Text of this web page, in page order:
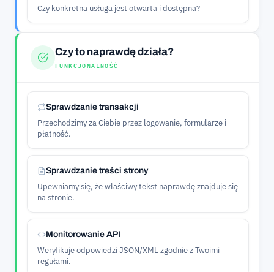
Czy konkretna usługa jest otwarta i dostępna?
Czy to naprawdę działa?
FUNKCJONALNOŚĆ
Sprawdzanie transakcji
Przechodzimy za Ciebie przez logowanie, formularze i
płatność.
Sprawdzanie treści strony
Upewniamy się, że właściwy tekst naprawdę znajduje się
na stronie.
Monitorowanie API
Weryfikuje odpowiedzi JSON/XML zgodnie z Twoimi
regułami.